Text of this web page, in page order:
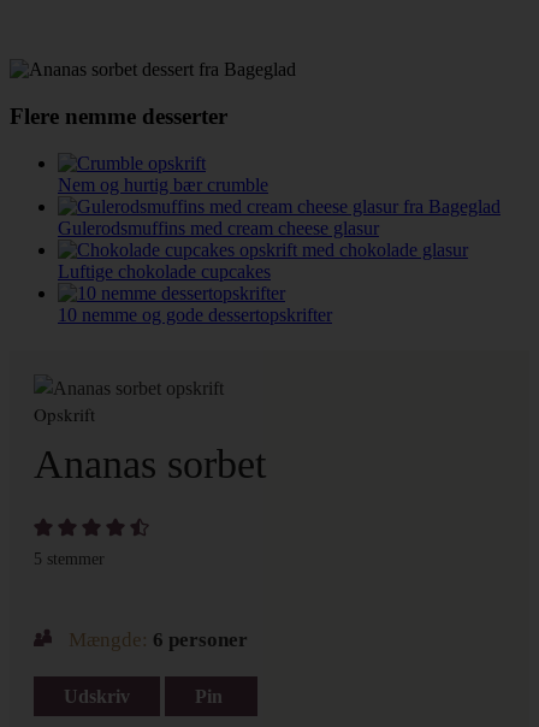
Flere nemme desserter
Nem og hurtig bær crumble
Gulerodsmuffins med cream cheese glasur
Luftige chokolade cupcakes
10 nemme og gode dessertopskrifter
Opskrift
Ananas sorbet
5 stemmer
Mængde: 6 personer
Udskriv Pin